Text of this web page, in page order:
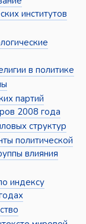
институтов
в политике
партий
2008 года
структур
политической
влияния
индексу